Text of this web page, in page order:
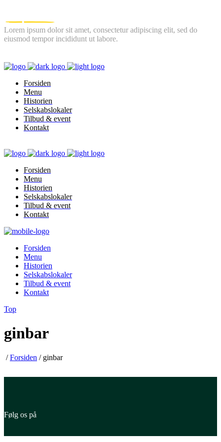
Lorem ipsum dolor sit amet, consectetur adipiscing elit, sed do
eiusmod tempor incididunt ut labore.
Forsiden
Menu
Historien
Selskabslokaler
Tilbud & event
Kontakt
Forsiden
Menu
Historien
Selskabslokaler
Tilbud & event
Kontakt
Forsiden
Menu
Historien
Selskabslokaler
Tilbud & event
Kontakt
Top
ginbar
/Forsiden / ginbar
Følg os på